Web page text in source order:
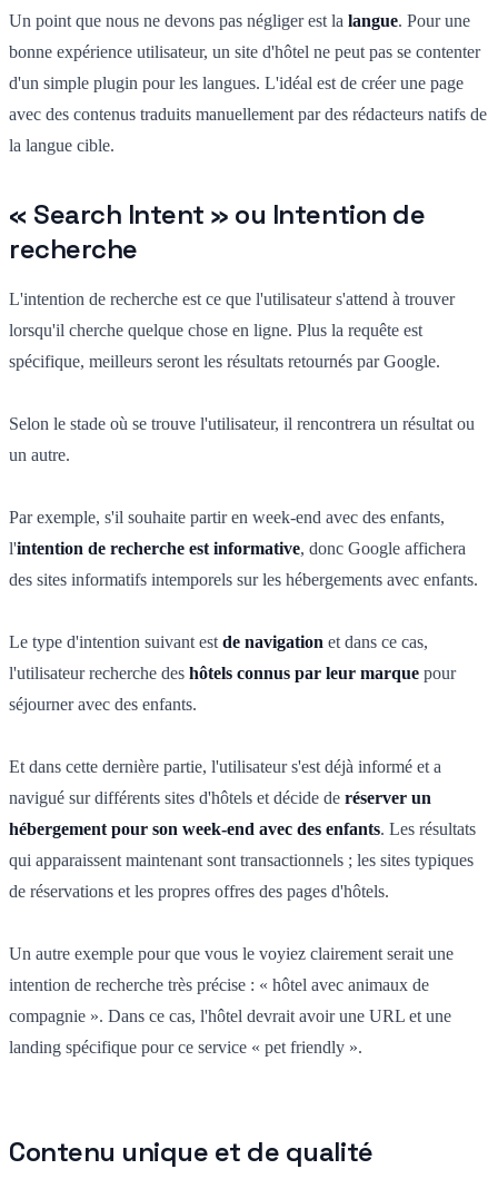
Un point que nous ne devons pas négliger est la langue. Pour une
bonne expérience utilisateur, un site d'hôtel ne peut pas se contenter
d'un simple plugin pour les langues. L'idéal est de créer une page
avec des contenus traduits manuellement par des rédacteurs natifs de
la langue cible.
« Search Intent » ou Intention de
recherche
L'intention de recherche est ce que l'utilisateur s'attend à trouver
lorsqu'il cherche quelque chose en ligne. Plus la requête est
spécifique, meilleurs seront les résultats retournés par Google.
Selon le stade où se trouve l'utilisateur, il rencontrera un résultat ou
un autre.
Par exemple, s'il souhaite partir en week-end avec des enfants,
l'intention de recherche est informative, donc Google affichera
des sites informatifs intemporels sur les hébergements avec enfants.
Le type d'intention suivant est de navigation et dans ce cas,
l'utilisateur recherche des hôtels connus par leur marque pour
séjourner avec des enfants.
Et dans cette dernière partie, l'utilisateur s'est déjà informé et a
navigué sur différents sites d'hôtels et décide de réserver un
hébergement pour son week-end avec des enfants. Les résultats
qui apparaissent maintenant sont transactionnels ; les sites typiques
de réservations et les propres offres des pages d'hôtels.
Un autre exemple pour que vous le voyiez clairement serait une
intention de recherche très précise : « hôtel avec animaux de
compagnie ». Dans ce cas, l'hôtel devrait avoir une URL et une
landing spécifique pour ce service « pet friendly ».
Contenu unique et de qualité